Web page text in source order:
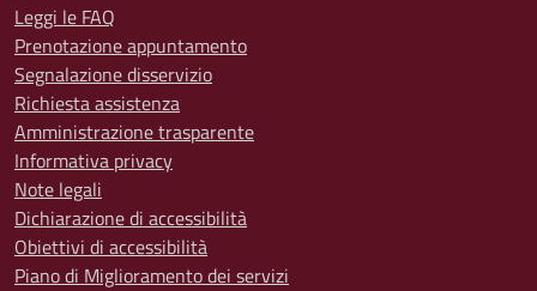
Leggi le FAQ
Prenotazione appuntamento
Segnalazione disservizio
Richiesta assistenza
Amministrazione trasparente
Informativa privacy
Note legali
Dichiarazione di accessibilità
Obiettivi di accessibilità
Piano di Miglioramento dei servizi